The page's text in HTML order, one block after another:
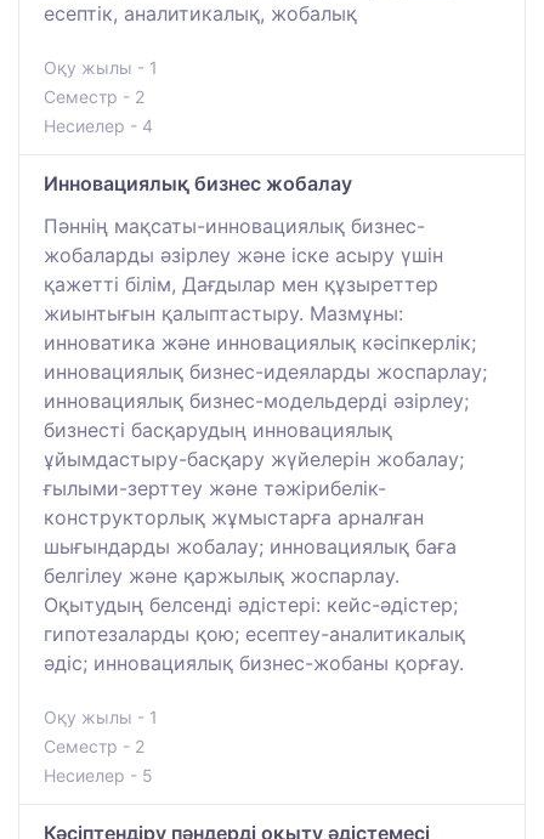
есептік, аналитикалық, жобалық
Оқу жылы - 1
Семестр - 2
Несиелер - 4
Инновациялық бизнес жобалау
Пәннің мақсаты-инновациялық бизнес-
жобаларды әзірлеу және іске асыру үшін
қажетті білім, Дағдылар мен құзыреттер
жиынтығын қалыптастыру. Мазмұны:
инноватика және инновациялық кәсіпкерлік;
инновациялық бизнес-идеяларды жоспарлау;
инновациялық бизнес-модельдерді әзірлеу;
бизнесті басқарудың инновациялық
ұйымдастыру-басқару жүйелерін жобалау;
ғылыми-зерттеу және тәжірибелік-
конструкторлық жұмыстарға арналған
шығындарды жобалау; инновациялық баға
белгілеу және қаржылық жоспарлау.
Оқытудың белсенді әдістері: кейс-әдістер;
гипотезаларды қою; есептеу-аналитикалық
әдіс; инновациялық бизнес-жобаны қорғау.
Оқу жылы - 1
Семестр - 2
Несиелер - 5
Кәсіптендіру пәндерді оқыту әдістемесі